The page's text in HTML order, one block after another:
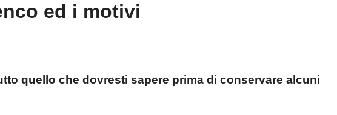
ed i motivi
quello che dovresti sapere prima di conservare alcuni